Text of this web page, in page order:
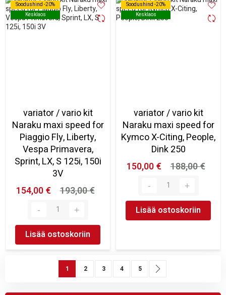
Soodushind -20%
Kesklaos
Soodushind -20%
Kesklaos
variator / vario kit
Naraku maxi speed for
Piaggio Fly, Liberty,
Vespa Primavera,
Sprint, LX, S 125i, 150i
3V
154,00 €
193,00 €
Lisää ostoskoriin
Soodushind -20%
Kesklaos
Soodushind -20%
Kesklaos
variator / vario kit
Naraku maxi speed for
Kymco X-Citing, People,
Dink 250
150,00 €
188,00 €
Lisää ostoskoriin
SivuYou're currently reading page
1 Sivu
2 Sivu
3 Sivu
4 Sivu
5